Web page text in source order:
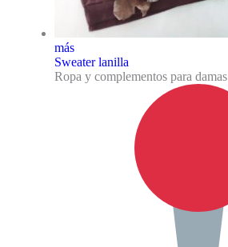
más
Sweater lanilla
Ropa y complementos para damas